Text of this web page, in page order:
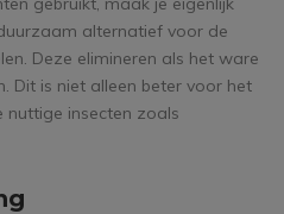
alternatief voor de
Deze elimineren als het ware
Dit is niet alleen beter voor het
insecten zoals